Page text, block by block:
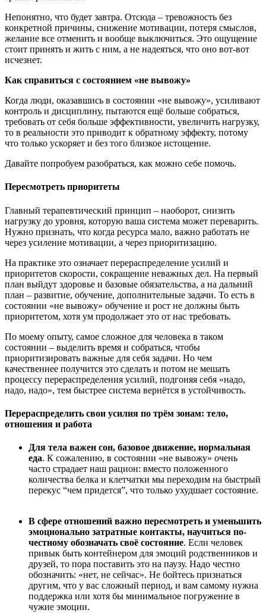
Непонятно, что будет завтра. Отсюда – тревожность без
конкретной причины, снижение мотивации, потеря смыслов,
желание все отменить и вообще выключиться. Это ощущение
стоит принять и жить с ним, а не надеяться, что оно вот-вот
исчезнет.
Как справиться с состоянием «не вывожу»
Когда люди, оказавшись в состоянии «не вывожу», усиливают
контроль и дисциплину, пытаются ещё больше собраться,
требовать от себя больше эффективности, увеличить нагрузку,
то в реальности это приводит к обратному эффекту, потому
что только ускоряет и без того близкое истощение.
Давайте попробуем разобраться, как можно себе помочь.
Пересмотреть приоритеты
Главный терапевтический принцип – наоборот, снизить
нагрузку до уровня, которую ваша система может переварить.
Нужно признать, что когда ресурса мало, важно работать не
через усиление мотивации, а через приоритизацию.
На практике это означает перераспределение усилий и
приоритетов скорости, сокращение неважных дел. На первый
план выйдут здоровье и базовые обязательства, а на дальний
план – развитие, обучение, дополнительные задачи. То есть в
состоянии «не вывожу» обучение и рост не должны быть
приоритетом, хотя ум продолжает это от нас требовать.
По моему опыту, самое сложное для человека в таком
состоянии – выделить время и собраться, чтобы
приоритизировать важные для себя задачи. Но чем
качественнее получится это сделать и потом не мешать
процессу перераспределения усилий, подгоняя себя «надо,
надо, надо», тем быстрее система вернётся в устойчивость.
Перераспределить свои усилия по трём зонам: тело,
отношения и работа
Для тела важен сон, базовое движение, нормальная
еда. К сожалению, в состоянии «не вывожу» очень
часто страдает наш рацион: вместо положенного
количества белка и клетчатки мы переходим на быстрый
перекус “чем придется”, что только ухудшает состояние.
В сфере отношений важно пересмотреть и уменьшить
эмоционально затратные контакты, научиться по-
честному обозначать своё состояние. Если человек
привык быть контейнером для эмоций родственников и
друзей, то пора поставить это на паузу. Надо честно
обозначить: «нет, не сейчас». Не бойтесь признаться
другим, что у вас сложный период, и вам самому нужна
поддержка или хотя бы минимальное погружение в
чужие эмоции.